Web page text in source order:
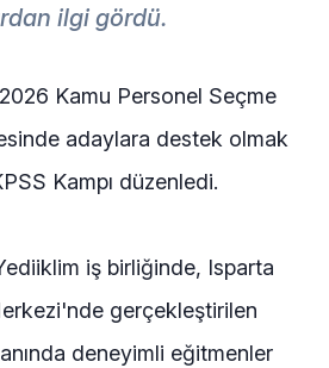
ilgi gördü.
Kamu Personel Seçme
adaylara destek olmak
Kampı düzenledi.
iş birliğinde, Isparta
gerçekleştirilen
deneyimli eğitmenler